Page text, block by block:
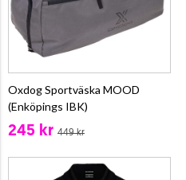
Oxdog Sportväska MOOD
(Enköpings IBK)
245 kr 449 kr